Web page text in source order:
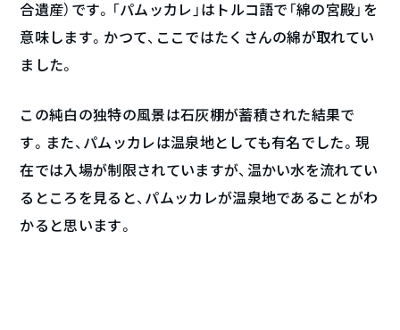
合遺産）です。「パムッカレ」はトルコ語で「綿の宮殿」を
意味します。かつて、ここではたくさんの綿が取れてい
ました。
この純白の独特の風景は石灰棚が蓄積された結果で
す。また、パムッカレは温泉地としても有名でした。現
在では入場が制限されていますが、温かい水を流れてい
るところを見ると、パムッカレが温泉地であることがわ
かると思います。